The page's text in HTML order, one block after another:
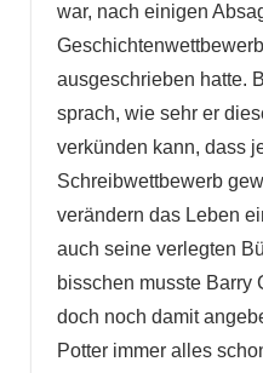
war, nach einigen
ausgeschrieben hatte.
sprach, wie sehr er
verkünden kann, dass
Schreibwettbewerb
verändern das Leben
auch seine verlegten
bisschen musste Barry
doch noch damit
Potter immer alles